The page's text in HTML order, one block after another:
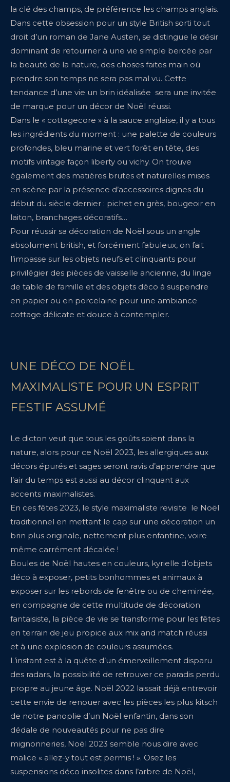
la clé des champs, de préférence les champs anglais.
Dans cette obsession pour un style British sorti tout
droit d’un roman de Jane Austen, se distingue le désir
dominant de retourner à une vie simple bercée par
la beauté de la nature, des choses faites main où
prendre son temps ne sera pas mal vu. Cette
tendance d’une vie un brin idéalisée sera une invitée
de marque pour un décor de Noël réussi.
Dans le « cottagecore » à la sauce anglaise, il y a tous
les ingrédients du moment : une palette de couleurs
profondes, bleu marine et vert forêt en tête, des
motifs vintage façon liberty ou vichy. On trouve
également des matières brutes et naturelles mises
en scène par la présence d’accessoires dignes du
début du siècle dernier : pichet en grès, bougeoir en
laiton, branchages décoratifs…
Pour réussir sa décoration de Noël sous un angle
absolument british, et forcément fabuleux, on fait
l’impasse sur les objets neufs et clinquants pour
privilégier des pièces de vaisselle ancienne, du linge
de table de famille et des objets déco à suspendre
en papier ou en porcelaine pour une ambiance
cottage délicate et douce à contempler.
UNE DÉCO DE NOËL
MAXIMALISTE POUR UN ESPRIT
FESTIF ASSUMÉ
Le dicton veut que tous les goûts soient dans la
nature, alors pour ce Noël 2023, les allergiques aux
décors épurés et sages seront ravis d’apprendre que
l’air du temps est aussi au décor clinquant aux
accents maximalistes.
En ces fêtes 2023, le style maximaliste revisite le Noël
traditionnel en mettant le cap sur une décoration un
brin plus originale, nettement plus enfantine, voire
même carrément décalée !
Boules de Noël hautes en couleurs, kyrielle d’objets
déco à exposer, petits bonhommes et animaux à
exposer sur les rebords de fenêtre ou de cheminée,
en compagnie de cette multitude de décoration
fantaisiste, la pièce de vie se transforme pour les fêtes
en terrain de jeu propice aux mix and match réussi
et à une explosion de couleurs assumées.
L’instant est à la quête d’un émerveillement disparu
des radars, la possibilité de retrouver ce paradis perdu
propre au jeune âge. Noël 2022 laissait déjà entrevoir
cette envie de renouer avec les pièces les plus kitsch
de notre panoplie d’un Noël enfantin, dans son
dédale de nouveautés pour ne pas dire
mignonneries, Noël 2023 semble nous dire avec
malice « allez-y tout est permis ! ». Osez les
suspensions déco insolites dans l’arbre de Noël,